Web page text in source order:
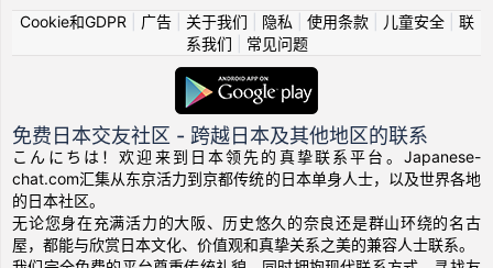
Cookie和GDPR
广告| 关于我们 隐私 使用条款| 儿童安全| 联
系我们
常见问题
免费日本交友社区 - 跨越日本及其他地区的联系
こんにちは！欢迎来到日本领先的真挚联系平台。Japanese-
chat.com汇集从东京活力到京都传统的日本单身人士，以及世界各地
的日本社区。
无论您身在充满活力的大阪、历史悠久的奈良还是群山环绕的名古
屋，都能与欣赏日本文化、价值观和真挚关系之美的兼容人士联系。